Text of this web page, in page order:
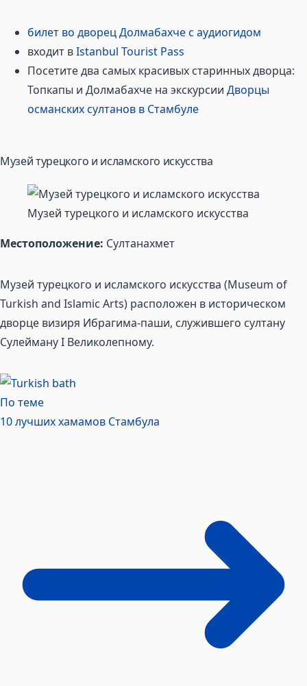
билет во дворец Долмабахче с аудиогидом
входит вIstanbul Tourist Pass
Посетите два самых красивых старинных дворца:
Топкапы и Долмабахче на экскурсии Дворцы
османских султанов в Стамбуле
Музей турецкого и исламского искусства
Музей турецкого и исламского искусства
Местоположение: Султанахмет
Музей турецкого и исламского искусства (Museum of
Turkish and Islamic Arts) расположен в историческом
дворце визиря Ибрагима-паши, служившего султану
Сулейману I Великолепному.
По теме
10 лучших хамамов Стамбула